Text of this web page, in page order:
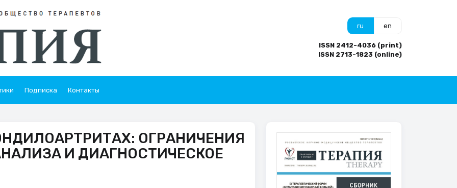
ru en
ISSN 2412-4036 (print)
ISSN 2713-1823 (online)
Подписка Контакты
ОГРАНИЧЕНИЯ
И ДИАГНОСТИЧЕСКОЕ